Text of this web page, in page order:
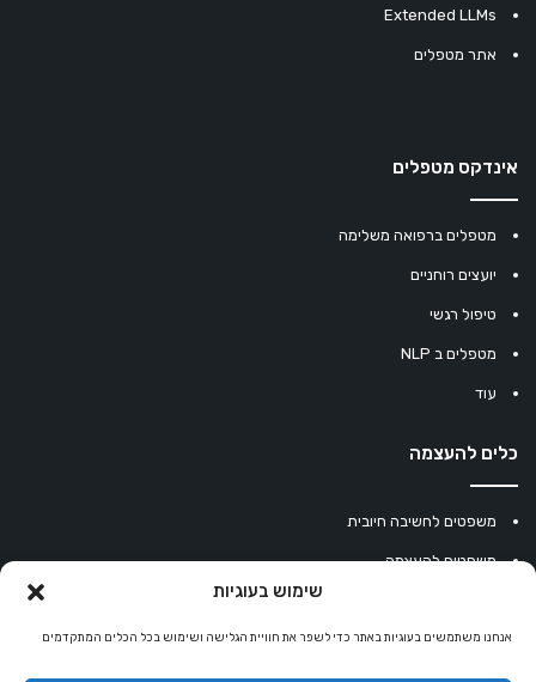
שימוש בעוגיות
אנחנו משתמשים בעוגיות באתר כדי לשפר את חוויית הגלישה ושימוש בכל הכלים המתקדמים
Extended LLMs
אתר מטפלים
אינדקס מטפלים
מטפלים ברפואה משלימה
יועצים רוחניים
טיפול רגשי
מטפלים ב NLP
עוד
כלים להעצמה
משפטים לחשיבה חיובית
משפטים להעצמה
מחשבון נומרולוגיה